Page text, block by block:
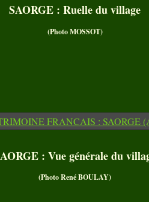
SAORGE : Ruelle du village
(Photo MOSSOT)
: Vue générale du
(Photo René BOULAY)